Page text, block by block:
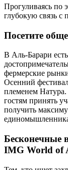
Прогуливаясь по
глубокую связь с
Посетите
В Аль-Барари
фермерские
Осенний
племенем
гостям принять
получить
Бесконечные
IMG World of